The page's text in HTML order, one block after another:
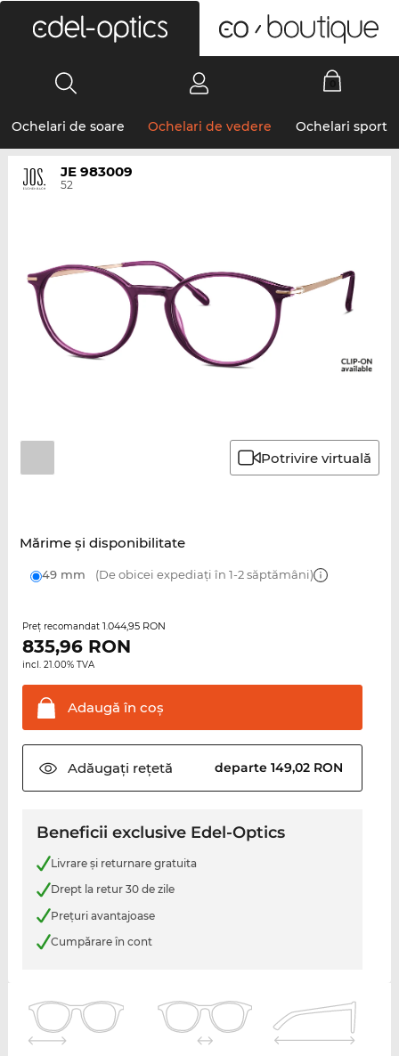
Ochelari de soare Ochelari de vedere Ochelari sport
JE 983009
52
Potrivire virtuală
Mărime şi disponibilitate
49 mm (De obicei expediați în 1-2 săptămâni)
Preţ recomandat 1.044,95 RON
835,96RON
incl. 21.00% TVA
Adaugă în coş
Adăugați rețetă departe 149,02 RON
Beneficii exclusive Edel-Optics
Livrare şi returnare gratuita
Drept la retur 30 de zile
Preţuri avantajoase
Cumpărare în cont